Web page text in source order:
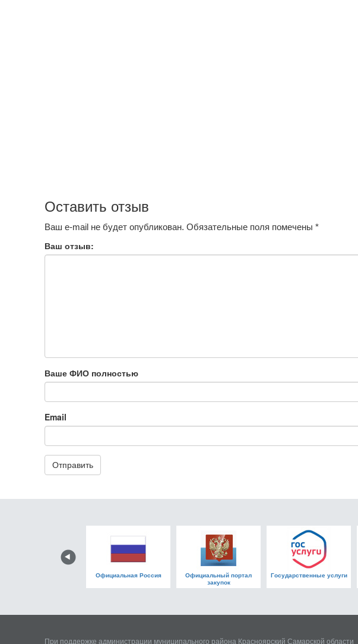
Оставить отзыв
Ваш e-mail не будет опубликован. Обязательные поля помечены *
Ваш отзыв:
Ваше ФИО полностью
Email
Официальная Россия
Официальный портал
закупок
Государственные услуги
При поддержке администрации муниципального района Красноярский Самарской области